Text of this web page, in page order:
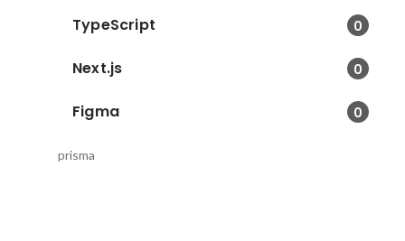
TypeScript 0
Next.js 0
Figma 0
prisma